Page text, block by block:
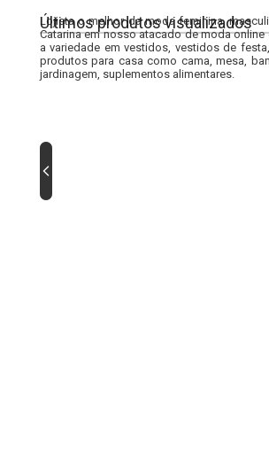
Últimos produtos visualizados
Lojista o melhor da moda feminina,
Catarina em nosso atacado de moda
a variedade em vestidos, vestidos de
produtos para casa como cama, mesa,
jardinagem, suplementos alimentares.